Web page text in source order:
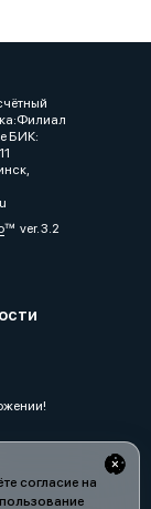
согласие на
БИК:
ver. 3.2